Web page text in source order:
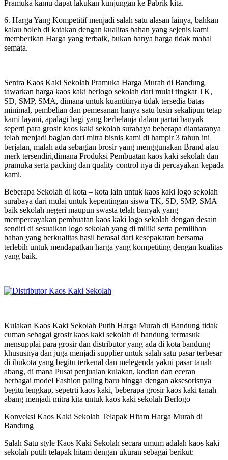
Pramuka kamu dapat lakukan kunjungan ke Pabrik kita.
6. Harga Yang Kompetitif menjadi salah satu alasan lainya, bahkan
kalau boleh di katakan dengan kualitas bahan yang sejenis kami
memberikan Harga yang terbaik, bukan hanya harga tidak mahal
semata.
Sentra Kaos Kaki Sekolah Pramuka Harga Murah di Bandung
tawarkan harga kaos kaki berlogo sekolah dari mulai tingkat TK,
SD, SMP, SMA, dimana untuk kuantitinya tidak tersedia batas
minimal, pembelian dan pemesanan hanya satu lusin sekalipun tetap
kami layani, apalagi bagi yang berbelanja dalam partai banyak
seperti para grosir kaos kaki sekolah surabaya beberapa diantaranya
telah menjadi bagian dari mitra bisnis kami di hampir 3 tahun ini
berjalan, malah ada sebagian brosir yang menggunakan Brand atau
merk tersendiri,dimana Produksi Pembuatan kaos kaki sekolah dan
pramuka serta packing dan quality control nya di percayakan kepada
kami.
Beberapa Sekolah di kota – kota lain untuk kaos kaki logo sekolah
surabaya dari mulai untuk kepentingan siswa TK, SD, SMP, SMA
baik sekolah negeri maupun swasta telah banyak yang
mempercayakan pembuatan kaos kaki logo sekolah dengan desain
sendiri di sesuaikan logo sekolah yang di miliki serta pemilihan
bahan yang berkualitas hasil berasal dari kesepakatan bersama
terlebih untuk mendapatkan harga yang kompetiting dengan kualitas
yang baik.
Kulakan Kaos Kaki Sekolah Putih Harga Murah di Bandung tidak
cuman sebagai grosir kaos kaki sekolah di bandung termasuk
mensupplai para grosir dan distributor yang ada di kota bandung
khususnya dan juga menjadi supplier untuk salah satu pasar terbesar
di ibukota yang begitu terkenal dan melegenda yakni pasar tanah
abang, di mana Pusat penjualan kulakan, kodian dan eceran
berbagai model Fashion paling baru hingga dengan aksesorisnya
begitu lengkap, sepetrti kaos kaki, beberapa grosir kaos kaki tanah
abang menjadi mitra kita untuk kaos kaki sekolah Berlogo
Konveksi Kaos Kaki Sekolah Telapak Hitam Harga Murah di
Bandung
Salah Satu style Kaos Kaki Sekolah secara umum adalah kaos kaki
sekolah putih telapak hitam dengan ukuran sebagai berikut: